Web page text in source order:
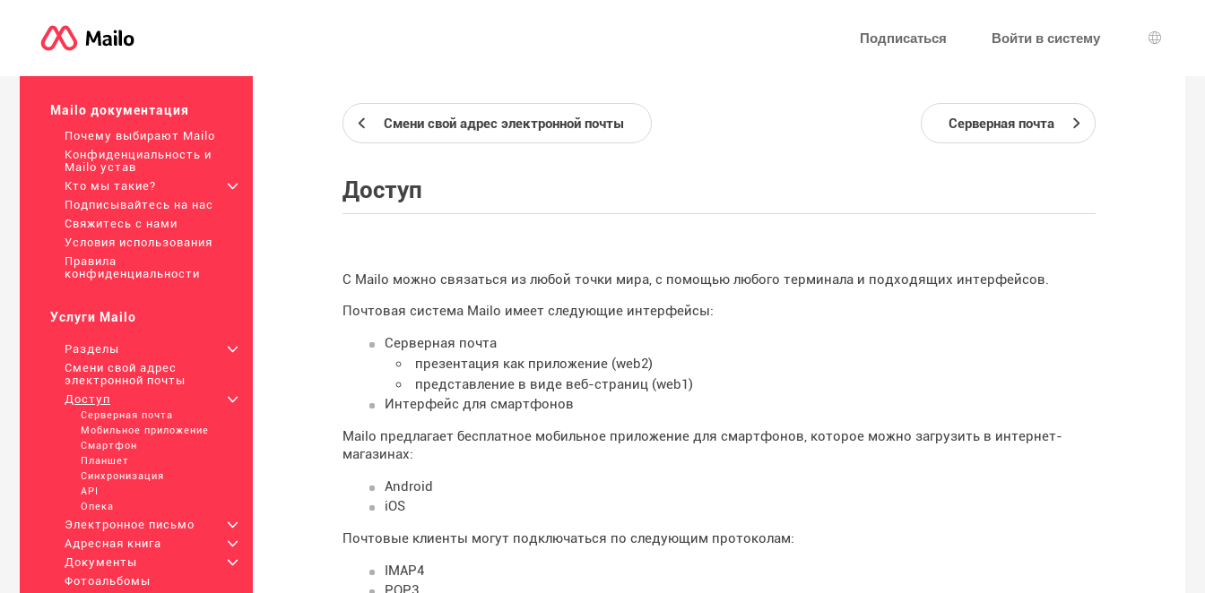
Подписаться Войти в систему
Выбор
Mailo документация
Почему выбирают Mailo
Конфиденциальность и
Mailo устав
Кто мы такие?
+
Подписывайтесь на нас
Свяжитесь с нами
Условия использования
Правила
конфиденциальности
Услуги Mailo
Разделы
+
Смени свой адрес
электронной почты
Доступ
+
Серверная почта
Мобильное приложение
Смартфон
Планшет
Синхронизация
API
Опека
Электронное письмо
+
Адресная книга
+
Документы
+
Фотоальбомы
Смени свой адрес электронной почты Серверная почта
Доступ
С Mailo можно связаться из любой точки мира, с помощью любого терминала и подходящих интерфейсов.
Почтовая система Mailo имеет следующие интерфейсы:
Серверная почта
презентация как приложение (web2)
представление в виде веб-страниц (web1)
Интерфейс для смартфонов
Mailo предлагает бесплатное мобильное приложение для смартфонов, которое можно загрузить в интернет-
магазинах:
Android
iOS
Почтовые клиенты могут подключаться по следующим протоколам:
IMAP4